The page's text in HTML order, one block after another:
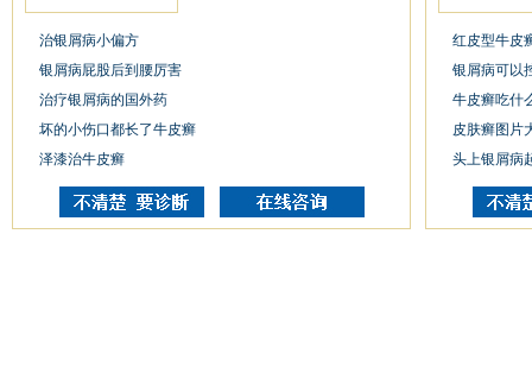
治银屑病小偏方
银屑病屁股后到腰厉害
治疗银屑病的国外药
坏的小伤口都长了牛皮癣
泽漆治牛皮癣
红皮型牛皮
银屑病可以
牛皮癣吃什
皮肤癣图片
头上银屑病